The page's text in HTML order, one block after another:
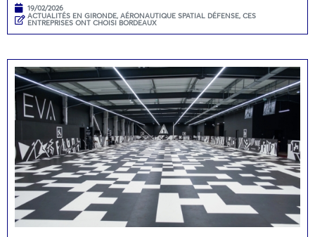
19/02/2026
ACTUALITÉS EN GIRONDE, AÉRONAUTIQUE SPATIAL DÉFENSE, CES
ENTREPRISES ONT CHOISI BORDEAUX